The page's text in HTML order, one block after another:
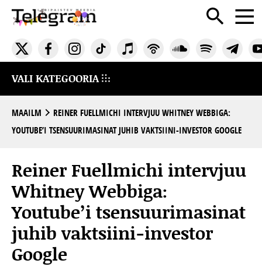
VALI KATEGOORIA
MAAILM
REINER FUELLMICHI INTERVJUU WHITNEY WEBBIGA:
YOUTUBE’I TSENSUURIMASINAT JUHIB VAKTSIINI-INVESTOR GOOGLE
Reiner Fuellmichi intervjuu
Whitney Webbiga:
Youtube’i tsensuurimasinat
juhib vaktsiini-investor
Google